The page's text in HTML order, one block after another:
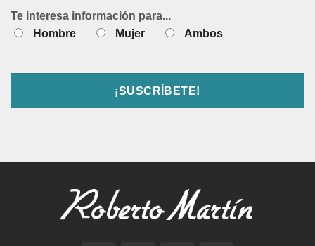
Te interesa información para...
Hombre
Mujer Ambos